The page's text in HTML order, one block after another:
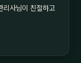
리사님이 친절하고